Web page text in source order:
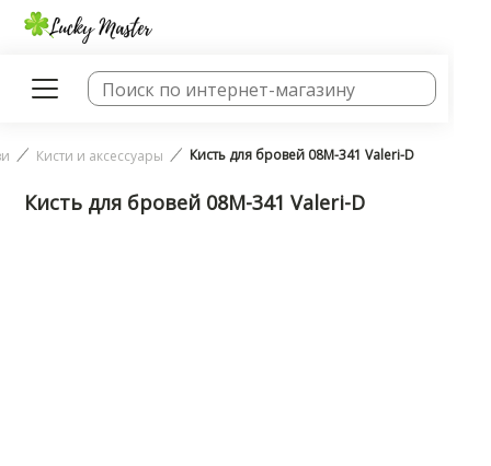
Кисти и аксессуары Кисть для бровей 08М-341 Valeri-D
Кисть для бровей 08М-341 Valeri-D